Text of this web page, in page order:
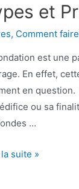
et
, Comment
est une
En effet,
en
ou sa
…
suite »